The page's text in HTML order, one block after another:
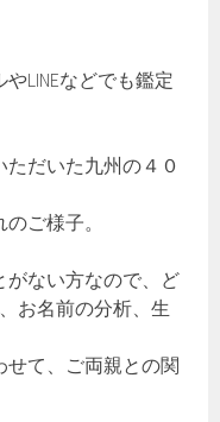
LINEなどでも鑑定
ただいた九州の４０
ご様子。
がない方なので、ど
お名前の分析、生
せて、ご両親との関